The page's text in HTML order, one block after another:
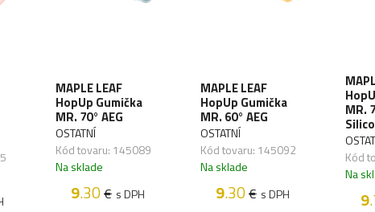
MAPLE LEAF
HopUp Gumička
MR. 70° AEG
OSTATNÍ
Kód tovaru: 145089
Na sklade
9.30€ s DPH
MAPLE LEAF
HopUp Gumička
MR. 60° AEG
OSTATNÍ
Kód tovaru: 145092
Na sklade
9.30€ s DPH
MR.
Kód
Na
9